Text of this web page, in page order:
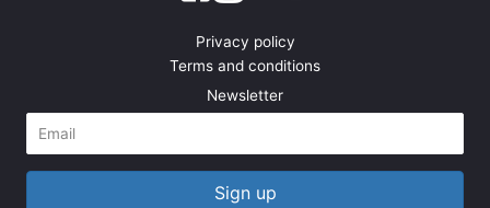
Privacy policy
Terms and conditions
Newsletter
Sign up